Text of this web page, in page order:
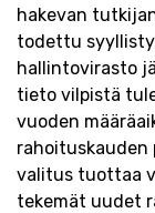
hakevan
todettu
hallintovirasto
tieto vilpistä
vuoden
rahoituskauden
valitus tuottaa
tekemät uudet